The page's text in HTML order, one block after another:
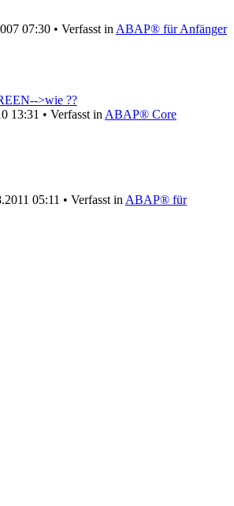
07:30 • Verfasst in ABAP® für Anfänger
>wie ??
13:31 • Verfasst in ABAP® Core
05:11 • Verfasst in ABAP® für